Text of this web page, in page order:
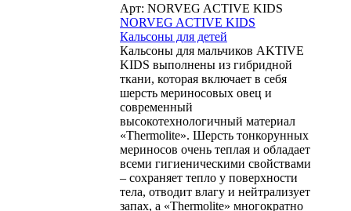
Арт: NORVEG ACTIVE KIDS
NORVEG ACTIVE KIDS
Кальсоны для детей
Кальсоны для мальчиков AKTIVE
KIDS выполнены из гибридной
ткани, которая включает в себя
шерсть мериносовых овец и
современный
высокотехнологичный материал
«Thermolite». Шерсть тонкорунных
мериносов очень теплая и обладает
всеми гигиеническими свойствами
– сохраняет тепло у поверхности
тела, отводит влагу и нейтрализует
запах, а «Thermolite» многократно